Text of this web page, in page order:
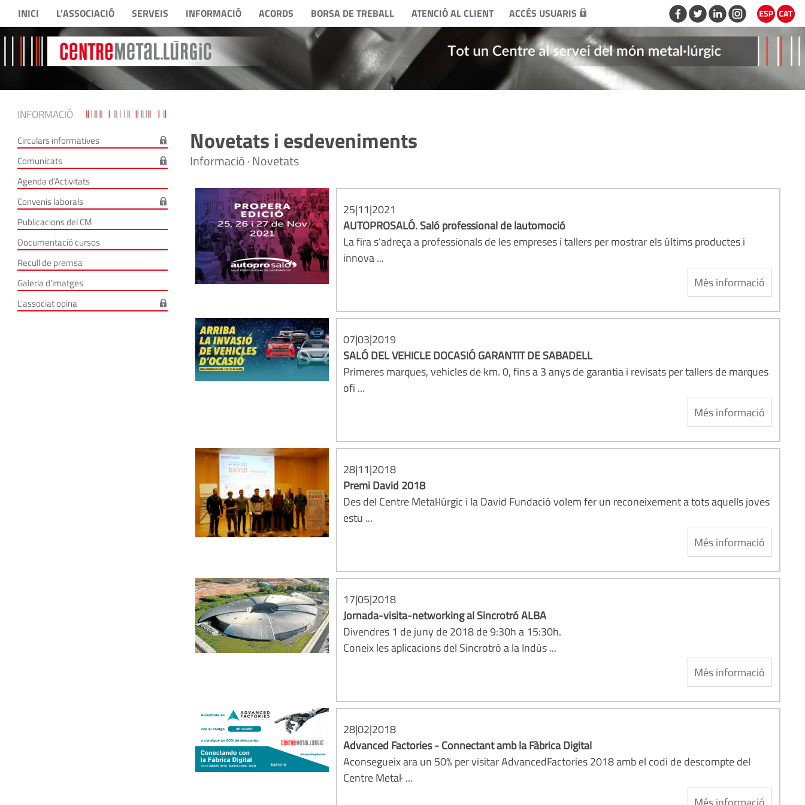
INICI L'ASSOCIACIÓ SERVEIS INFORMACIÓ ACORDS BORSA DE TREBALL ATENCIÓ AL CLIENT ACCÉS USUARIS
INFORMACIÓ
Circulars informatives
Comunicats
Agenda d'Activitats
Convenis laborals
Publicacions del CM
Documentació cursos
Recull de premsa
Galeria d'imatges
L'associat opina
Novetats i esdeveniments
Informació · Novetats
25|11|2021
AUTOPROSALÓ. Saló professional de lautomoció
La fira s’adreça a professionals de les empreses i tallers per mostrar els últims productes i
innova ...
Més informació
07|03|2019
SALÓ DEL VEHICLE DOCASIÓ GARANTIT DE SABADELL
Primeres marques, vehicles de km. 0, fins a 3 anys de garantia i revisats per tallers de marques
ofi ...
Més informació
28|11|2018
Premi David 2018
Des del Centre Metal·lúrgic i la David Fundació volem fer un reconeixement a tots aquells joves
estu ...
Més informació
17|05|2018
Jornada-visita-networking al Sincrotró ALBA
Divendres 1 de juny de 2018 de 9:30h a 15:30h.
Coneix les aplicacions del Sincrotró a la Indús ...
Més informació
28|02|2018
Advanced Factories - Connectant amb la Fàbrica Digital
Aconsegueix ara un 50% per visitar AdvancedFactories 2018 amb el codi de descompte del
Centre Metal· ...